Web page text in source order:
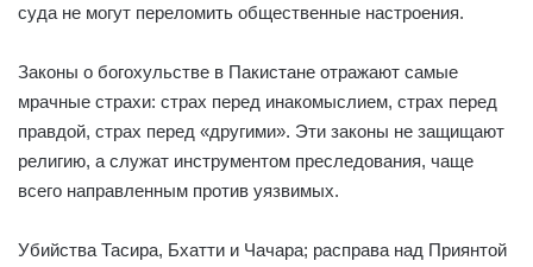
суда не могут переломить общественные настроения.
Законы о богохульстве в Пакистане отражают самые
мрачные страхи: страх перед инакомыслием, страх перед
правдой, страх перед «другими». Эти законы не защищают
религию, а служат инструментом преследования, чаще
всего направленным против уязвимых.
Убийства Тасира, Бхатти и Чачара; расправа над Приянтой